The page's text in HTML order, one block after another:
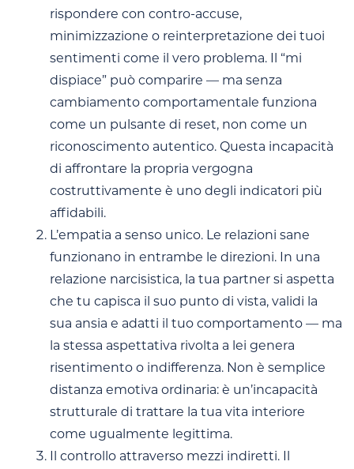
rispondere con contro-accuse,
minimizzazione o reinterpretazione dei tuoi
sentimenti come il vero problema. Il “mi
dispiace” può comparire — ma senza
cambiamento comportamentale funziona
come un pulsante di reset, non come un
riconoscimento autentico. Questa incapacità
di affrontare la propria vergogna
costruttivamente è uno degli indicatori più
affidabili.
L’empatia a senso unico. Le relazioni sane
funzionano in entrambe le direzioni. In una
relazione narcisistica, la tua partner si aspetta
che tu capisca il suo punto di vista, validi la
sua ansia e adatti il tuo comportamento — ma
la stessa aspettativa rivolta a lei genera
risentimento o indifferenza. Non è semplice
distanza emotiva ordinaria: è un’incapacità
strutturale di trattare la tua vita interiore
come ugualmente legittima.
Il controllo attraverso mezzi indiretti. Il